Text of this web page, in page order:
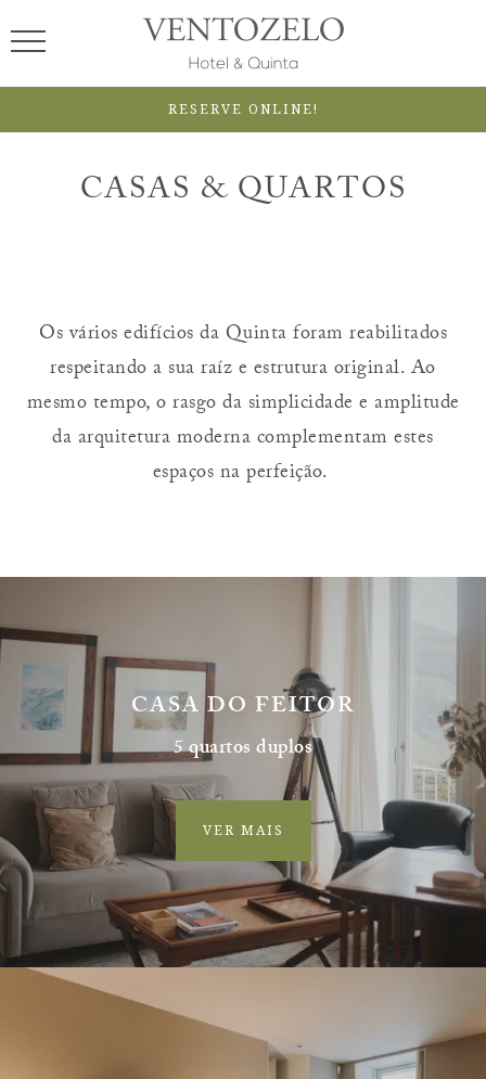
RESERVE ONLINE!
CASAS & QUARTOS
Os vários edifícios da Quinta foram reabilitados
respeitando a sua raíz e estrutura original. Ao
mesmo tempo, o rasgo da simplicidade e amplitude
da arquitetura moderna complementam estes
espaços na perfeição.
CASA DO FEITOR
5 quartos duplos
VER MAIS